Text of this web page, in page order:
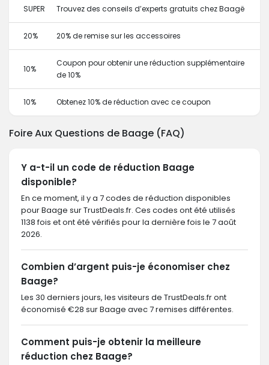
SUPER Trouvez des conseils d’experts gratuits chez Baagë
20% 20% de remise sur les accessoires
10%
Coupon pour obtenir une réduction supplémentaire
de 10%
10% Obtenez 10% de réduction avec ce coupon
Foire Aux Questions de Baage (FAQ)
Y a-t-il un code de réduction Baage
disponible?
En ce moment, il y a 7 codes de réduction disponibles
pour Baage sur TrustDeals.fr. Ces codes ont été utilisés
1138 fois et ont été vérifiés pour la dernière fois le 7 août
2026.
Combien d’argent puis-je économiser chez
Baage?
Les 30 derniers jours, les visiteurs de TrustDeals.fr ont
économisé €28 sur Baage avec 7 remises différentes.
Comment puis-je obtenir la meilleure
réduction chez Baage?